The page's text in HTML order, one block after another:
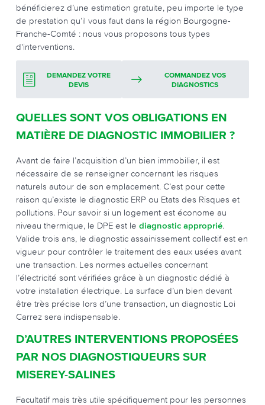
bénéficierez d’une estimation gratuite, peu importe le type
de prestation qu’il vous faut dans la région Bourgogne-
Franche-Comté : nous vous proposons tous types
d'interventions.
DEMANDEZ VOTRE
DEVIS
COMMANDEZ VOS
DIAGNOSTICS
QUELLES SONT VOS OBLIGATIONS EN
MATIÈRE DE DIAGNOSTIC IMMOBILIER ?
Avant de faire l’acquisition d’un bien immobilier, il est
nécessaire de se renseigner concernant les risques
naturels autour de son emplacement. C’est pour cette
raison qu’existe le diagnostic ERP ou Etats des Risques et
pollutions. Pour savoir si un logement est économe au
niveau thermique, le DPE est le diagnostic approprié.
Valide trois ans, le diagnostic assainissement collectif est en
vigueur pour contrôler le traitement des eaux usées avant
une transaction. Les normes actuelles concernant
l’électricité sont vérifiées grâce à un diagnostic dédié à
votre installation électrique. La surface d’un bien devant
être très précise lors d’une transaction, un diagnostic Loi
Carrez sera indispensable.
D’AUTRES INTERVENTIONS PROPOSÉES
PAR NOS DIAGNOSTIQUEURS SUR
MISEREY-SALINES
Facultatif mais très utile spécifiquement pour les personnes